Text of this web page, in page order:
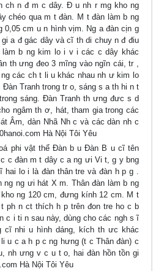
ch n đ m c dây. Đ u nh r mg kho ng
chéo qua m t đàn. M t đàn làm b ng
0,05 cm u n hình vịm. Ng a đàn cịn g
a đ gác dây và cĩ th di chuy n đ điu
làm b ng kim lo i v i các c dây khác
th ưng đeo 3 mĩng vào ngĩn cái, tr ,
các ch t li u khác nhau nh ư kim lo
Tranh trong tr o, sáng s a th hi n t
sáng. Đàn Tranh th ưng đưc s d
ngâm th ơ, hát, tham gia trong các
Âm, dàn Nhã Nh c và các dàn nh c
Hà Nội Tôi Yêu
phi vật thể Đàn b u Đàn B u cĩ tên
c đàn m t dây c a ng ưi Vi t, g y bng
hai lo i là đàn thân tre và đàn h p g .
ng ng ưi hát X m. Thân đàn làm b ng
ng 120 cm, đưng kính 12 cm. M t
ph n ct thích h p trên đon tre ho c b
c i ti n sau này, dùng cho các ngh s ĩ
cĩ nhi u hình dáng, kích th ưc khác
u c a h p c ng hưng (t c Thân đàn) c
nh ưng v c u t o, hai đàn hồn tồn gi
Hà Nội Tôi Yêu